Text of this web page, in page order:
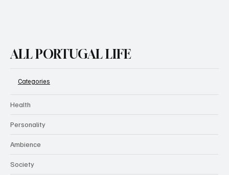
ALL PORTUGAL LIFE
Categories
Health
Personality
Ambience
Society